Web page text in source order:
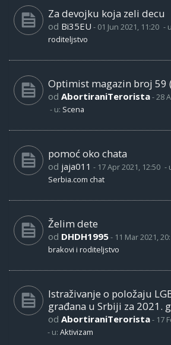
Za devojku koja zeli decu
od Bi35EU - 01 Jun 2021, 11:20 -
roditeljstvo
Optimist magazin broj 59
od AbortiraniTerorista-28
- u: Scena
pomoć oko chata
od jaja011 - 17 Apr 2021, 12:50 -
Serbia.com chat
Želim dete
od DHDH1995- 11 Mar 2021,
brakovi i roditeljstvo
Istraživanje o položaju
građana u Srbiji za 2021.
od AbortiraniTerorista- 17
- u: Aktivizam